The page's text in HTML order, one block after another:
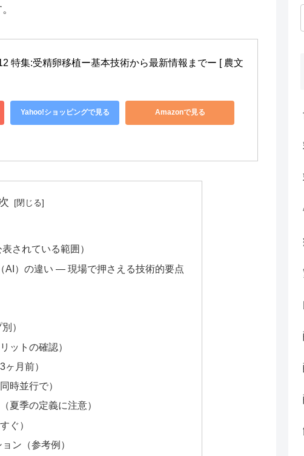
特集:受精卵移植ー基本技術から最新情報までー [ 農文
Yahoo!ショッピングで見る Amazonで見る
されている範囲）
AI）の違い — 現場で押さえる技術的要点
）
ットの確認）
月前）
時並行で）
夏季の定義に注意）
ぐ）
ン（参考例）